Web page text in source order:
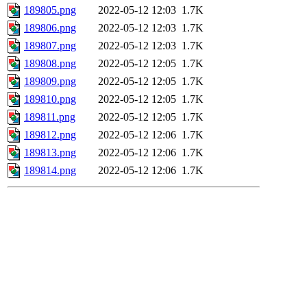
189805.png
2022-05-12 12:03 1.7K
189806.png
2022-05-12 12:03 1.7K
189807.png
2022-05-12 12:03 1.7K
189808.png
2022-05-12 12:05 1.7K
189809.png
2022-05-12 12:05 1.7K
189810.png
2022-05-12 12:05 1.7K
189811.png
2022-05-12 12:05 1.7K
189812.png
2022-05-12 12:06 1.7K
189813.png
2022-05-12 12:06 1.7K
189814.png
2022-05-12 12:06 1.7K